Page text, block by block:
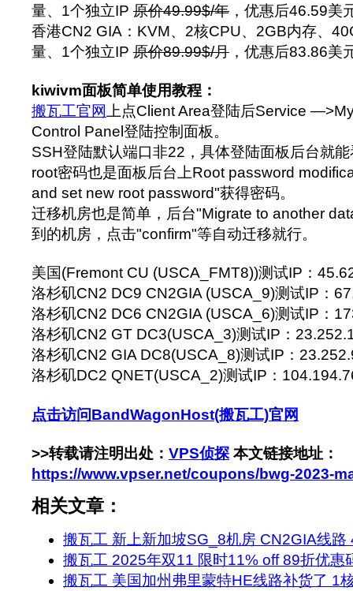
量、1个独立IP 原价49.99$/年 ，优惠后46.59美
香港CN2 GIA：KVM、2核CPU、2GB内存、
量、1个独立IP 原价89.99$/月 ，优惠后83.86美
kiwivm面板简单使用教程：
搬瓦工官网
上点Client Area登陆后Service
Control Panel登陆控制面板。
SSH登陆默认端口非22，具体登陆面板后台就
root密码也是面板后台上Root password
and set new root password"获得密码。
迁移机房也是简单，后台"Migrate to another
到的机房，点击"confirm"等自动迁移就行。
美国(Fremont CU (USCA_FMT8))测试IP：
洛杉矶CN2 DC9 CN2GIA (USCA_9)测试IP：
洛杉矶CN2 DC6 CN2GIA (USCA_6)测试IP：
洛杉矶CN2 GT DC3(USCA_3)测试IP：
洛杉矶CN2 GIA DC8(USCA_8)测试IP：
洛杉矶DC2 QNET(USCA_2)测试IP：
点击访问BandWagonHost(搬瓦工)官网
>>转载请注明出处： VPS侦探 本文链接地址：
https://www.vpser.net/coupons/bwg-2023-
相关文章：
搬瓦工 新上新加坡SG_8机房 CN2GIA线路
搬瓦工 2025年双11 限时11% off 89折优惠
搬瓦工 美国加州弗里蒙特HE线路补货了 1